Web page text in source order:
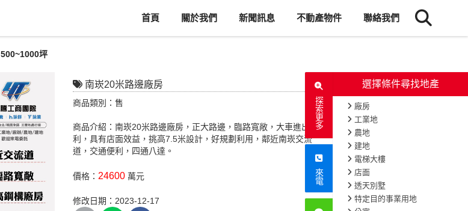
首頁 關於我們 新聞訊息 不動產物件 聯絡我們
選擇條件尋找地產
廠房
工業地
農地
建地
電梯大樓
店面
透天別墅
特定目的事業用地
探索更多
來電
500~1000坪
南崁20米路邊廠房
商品類別：售
商品介紹：南崁20米路邊廠房，正大路邊，臨路寬敞，大車進出便
利，具有店面效益，挑高7.5米設計，好規劃利用，鄰近南崁交流
道，交通便利，四通八達。
價格： 24600 萬元
修改日期：2023-12-17